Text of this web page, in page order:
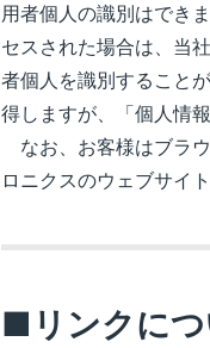
用者個人の識別はでき
セスされた場合は、当
者個人を識別すること
得しますが、「個人情
なお、お客様はブラ
ロニクスのウェブサイ
■リンクにつ